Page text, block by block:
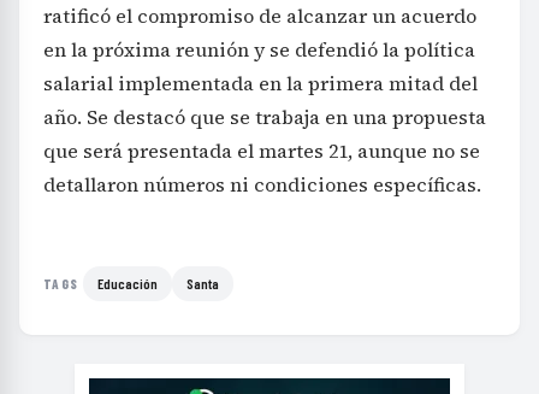
ratificó el compromiso de alcanzar un acuerdo
en la próxima reunión y se defendió la política
salarial implementada en la primera mitad del
año. Se destacó que se trabaja en una propuesta
que será presentada el martes 21, aunque no se
detallaron números ni condiciones específicas.
TAGS Educación Santa